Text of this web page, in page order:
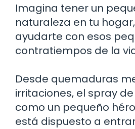
Imagina tener un
naturaleza en tu
ayudarte con esos
contratiempos de la
Desde quemaduras
irritaciones, el spray
como un pequeño
está dispuesto a